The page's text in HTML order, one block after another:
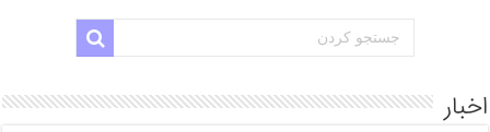
اخبار